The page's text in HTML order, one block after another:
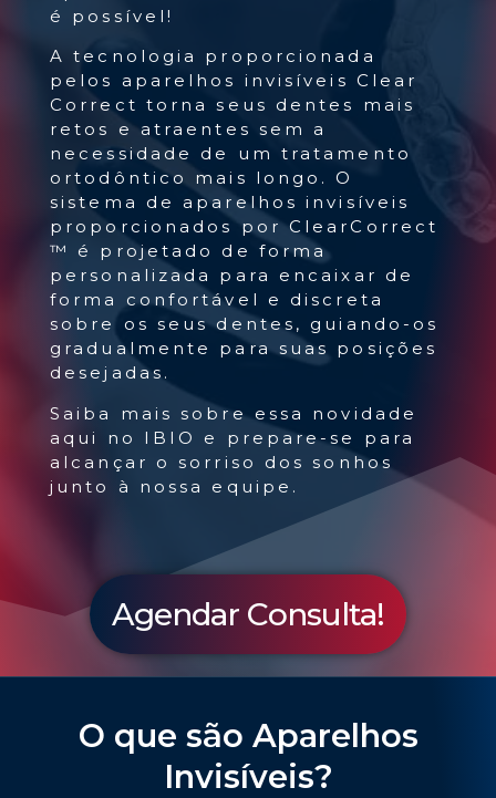
é possível!
A tecnologia proporcionada
pelos aparelhos invisíveis Clear
Correct torna seus dentes mais
retos e atraentes sem a
necessidade de um tratamento
ortodôntico mais longo. O
sistema de aparelhos invisíveis
proporcionados por ClearCorrect
™ é projetado de forma
personalizada para encaixar de
forma confortável e discreta
sobre os seus dentes, guiando-os
gradualmente para suas posições
desejadas.
Saiba mais sobre essa novidade
aqui no IBIO e prepare-se para
alcançar o sorriso dos sonhos
junto à nossa equipe.
Agendar Consulta!
O que são Aparelhos
Invisíveis?